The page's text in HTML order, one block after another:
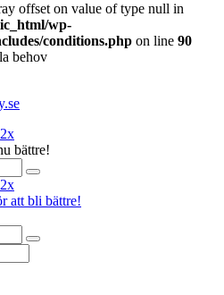
offset on value of type null in
wp-
conditions.php on line 90
behov
bättre!
att bli bättre!